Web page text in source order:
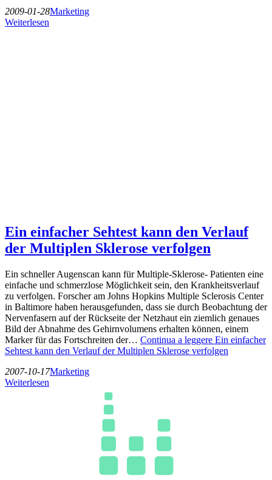
2009-01-28Marketing
Weiterlesen
Ein einfacher Sehtest kann den Verlauf
der Multiplen Sklerose verfolgen
Ein schneller Augenscan kann für Multiple-Sklerose- Patienten eine
einfache und schmerzlose Möglichkeit sein, den Krankheitsverlauf
zu verfolgen. Forscher am Johns Hopkins Multiple Sclerosis Center
in Baltimore haben herausgefunden, dass sie durch Beobachtung der
Nervenfasern auf der Rückseite der Netzhaut ein ziemlich genaues
Bild der Abnahme des Gehirnvolumens erhalten können, einem
Marker für das Fortschreiten der… Continua a leggere Ein einfacher
Sehtest kann den Verlauf der Multiplen Sklerose verfolgen
2007-10-17Marketing
Weiterlesen